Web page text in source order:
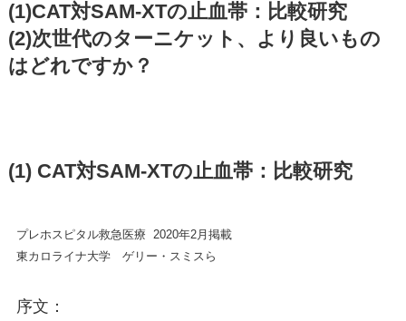
(1)CAT対SAM-XTの止血帯：比較研究
(2)次世代のターニケット、より良いもの
はどれですか？
(1) CAT対SAM-XTの止血帯：比較研究
プレホスピタル救急医療 2020年2月掲載
東カロライナ大学 ゲリー・スミスら
序文：